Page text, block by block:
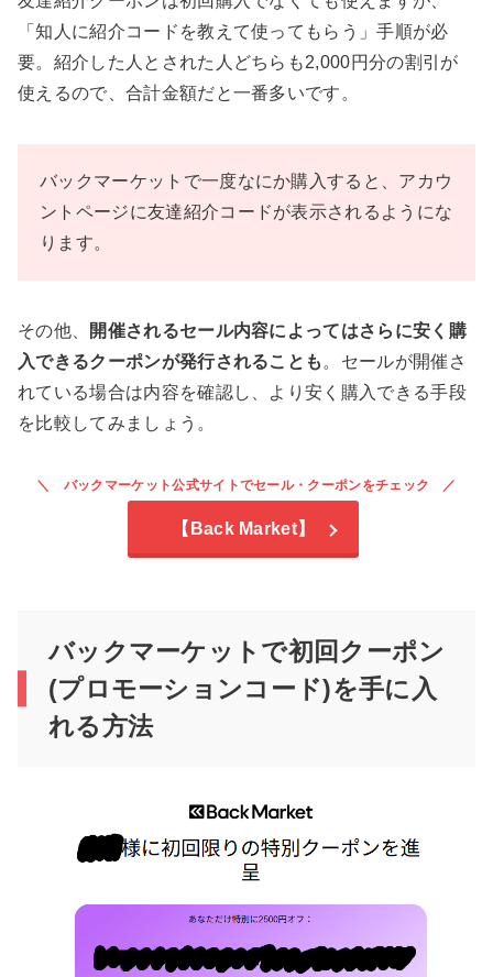
「知人に紹介コードを教えて使ってもらう」手順が必
要。紹介した人とされた人どちらも2,000円分の割引が
使えるので、合計金額だと一番多いです。
バックマーケットで一度なにか購入すると、アカウ
ントページに友達紹介コードが表示されるようにな
ります。
その他、 開催されるセール内容によってはさらに安く購
入できるクーポンが発行されることも 。セールが開催さ
れている場合は内容を確認し、より安く購入できる手段
を比較してみましょう。
バックマーケット公式サイトでセール・クーポンをチェック
【Back Market】
バックマーケットで初回クーポン
(プロモーションコード)を手に入
れる方法